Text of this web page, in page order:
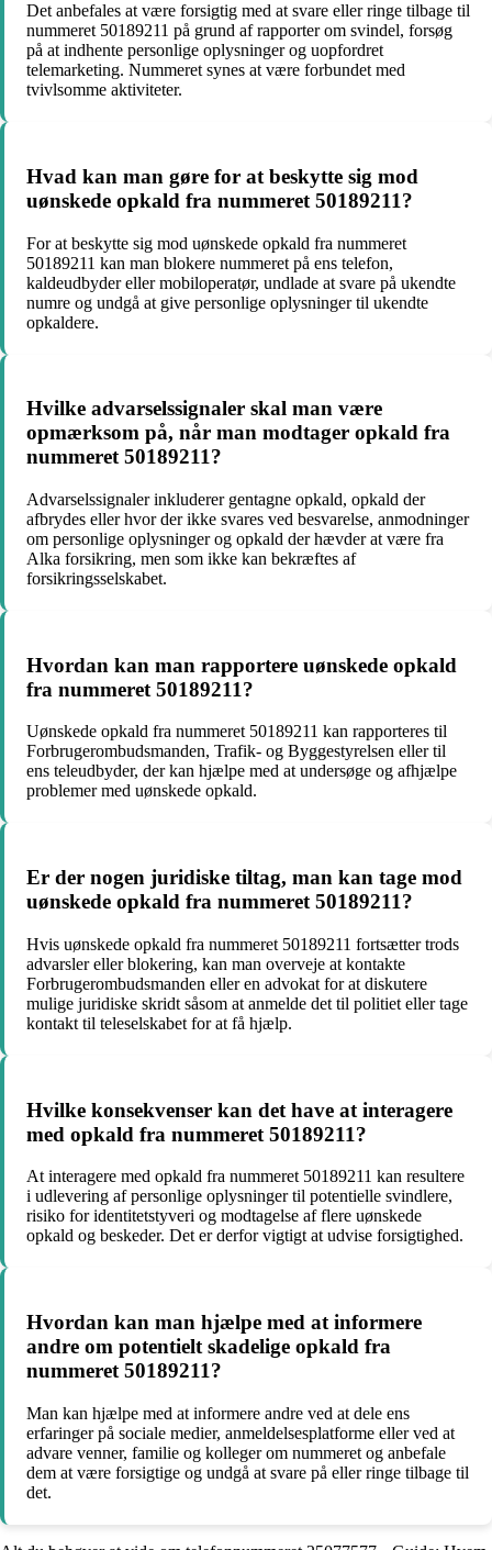
Det anbefales at være forsigtig med at svare eller ringe tilbage til
nummeret 50189211 på grund af rapporter om svindel, forsøg
på at indhente personlige oplysninger og uopfordret
telemarketing. Nummeret synes at være forbundet med
tvivlsomme aktiviteter.
Hvad kan man gøre for at beskytte sig mod
uønskede opkald fra nummeret 50189211?
For at beskytte sig mod uønskede opkald fra nummeret
50189211 kan man blokere nummeret på ens telefon,
kaldeudbyder eller mobiloperatør, undlade at svare på ukendte
numre og undgå at give personlige oplysninger til ukendte
opkaldere.
Hvilke advarselssignaler skal man være
opmærksom på, når man modtager opkald fra
nummeret 50189211?
Advarselssignaler inkluderer gentagne opkald, opkald der
afbrydes eller hvor der ikke svares ved besvarelse, anmodninger
om personlige oplysninger og opkald der hævder at være fra
Alka forsikring, men som ikke kan bekræftes af
forsikringsselskabet.
Hvordan kan man rapportere uønskede opkald
fra nummeret 50189211?
Uønskede opkald fra nummeret 50189211 kan rapporteres til
Forbrugerombudsmanden, Trafik- og Byggestyrelsen eller til
ens teleudbyder, der kan hjælpe med at undersøge og afhjælpe
problemer med uønskede opkald.
Er der nogen juridiske tiltag, man kan tage mod
uønskede opkald fra nummeret 50189211?
Hvis uønskede opkald fra nummeret 50189211 fortsætter trods
advarsler eller blokering, kan man overveje at kontakte
Forbrugerombudsmanden eller en advokat for at diskutere
mulige juridiske skridt såsom at anmelde det til politiet eller tage
kontakt til teleselskabet for at få hjælp.
Hvilke konsekvenser kan det have at interagere
med opkald fra nummeret 50189211?
At interagere med opkald fra nummeret 50189211 kan resultere
i udlevering af personlige oplysninger til potentielle svindlere,
risiko for identitetstyveri og modtagelse af flere uønskede
opkald og beskeder. Det er derfor vigtigt at udvise forsigtighed.
Hvordan kan man hjælpe med at informere
andre om potentielt skadelige opkald fra
nummeret 50189211?
Man kan hjælpe med at informere andre ved at dele ens
erfaringer på sociale medier, anmeldelsesplatforme eller ved at
advare venner, familie og kolleger om nummeret og anbefale
dem at være forsigtige og undgå at svare på eller ringe tilbage til
det.